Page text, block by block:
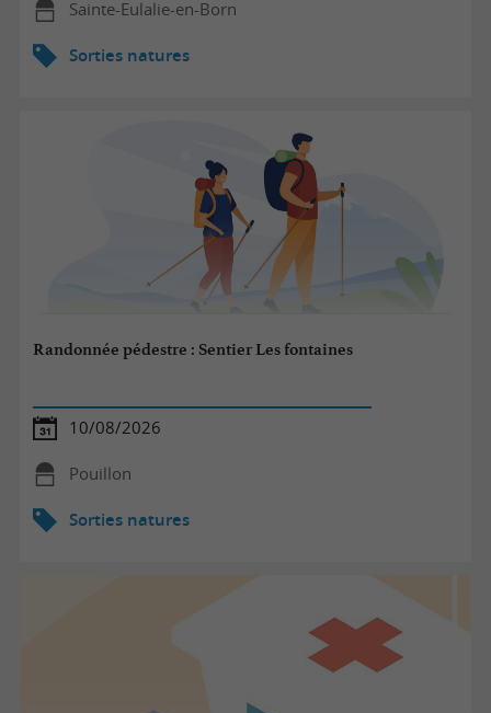
Sainte-Eulalie-en-Born
Sorties natures
Randonnée pédestre : Sentier Les fontaines
10/08/2026
Pouillon
Sorties natures